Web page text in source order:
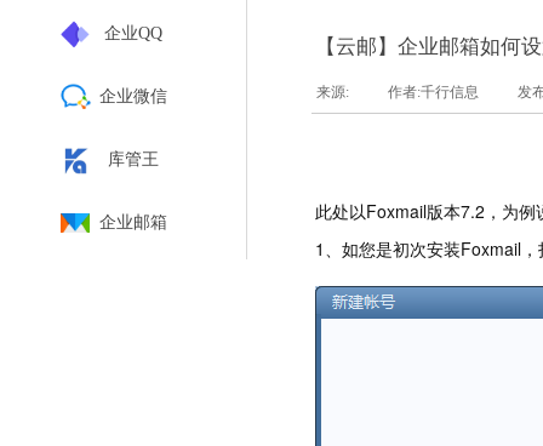
企业QQ
企业微信
库管王
企业邮箱
【云邮】企业邮箱如何
来源: 作者:千行信息 发
此处以Foxmail版本7.2，为
1、如您是初次安装Foxmail